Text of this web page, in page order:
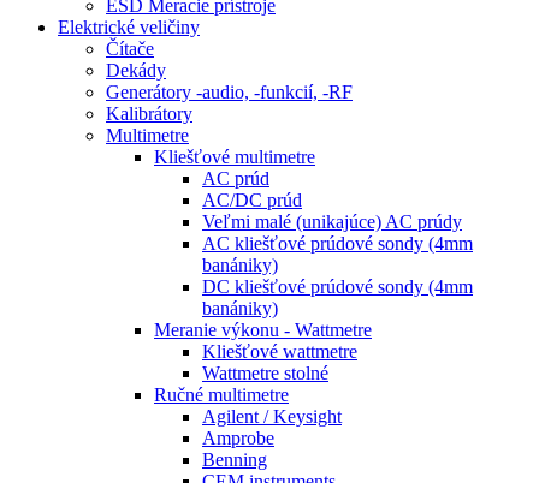
ESD Meracie prístroje
Elektrické veličiny
Čítače
Dekády
Generátory -audio, -funkcií, -RF
Kalibrátory
Multimetre
Kliešťové multimetre
AC prúd
AC/DC prúd
Veľmi malé (unikajúce) AC prúdy
AC kliešťové prúdové sondy (4mm
banániky)
DC kliešťové prúdové sondy (4mm
banániky)
Meranie výkonu - Wattmetre
Kliešťové wattmetre
Wattmetre stolné
Ručné multimetre
Agilent / Keysight
Amprobe
Benning